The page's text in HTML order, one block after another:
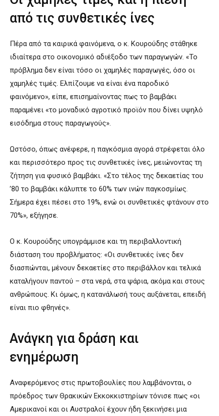
από τις συνθετικές ίνες
Πέρα από τα καιρικά φαινόμενα, ο κ. Κουρούδης στάθηκε
ιδιαίτερα στο οικονομικό αδιέξοδο των παραγωγών. «Το
πρόβλημα δεν είναι τόσο οι χαμηλές παραγωγές, όσο οι
χαμηλές τιμές. Ελπίζουμε να είναι ένα παροδικό
φαινόμενο», είπε, επισημαίνοντας πως το βαμβάκι
παραμένει «το μοναδικό αγροτικό προϊόν που δίνει υψηλό
εισόδημα στους παραγωγούς».
Ωστόσο, όπως ανέφερε, η παγκόσμια αγορά στρέφεται όλο
και περισσότερο προς τις συνθετικές ίνες, μειώνοντας τη
ζήτηση για φυσικό βαμβάκι. «Στο τέλος της δεκαετίας του
’80 το βαμβάκι κάλυπτε το 60% των ινών παγκοσμίως.
Σήμερα έχει πέσει στο 19%, ενώ οι συνθετικές φτάνουν στο
70%», εξήγησε.
Ο κ. Κουρούδης υπογράμμισε και τη περιβαλλοντική
διάσταση του προβλήματος: «Οι συνθετικές ίνες δεν
διασπώνται, μένουν δεκαετίες στο περιβάλλον και τελικά
καταλήγουν παντού – στα νερά, στα ψάρια, ακόμα και στους
ανθρώπους. Κι όμως, η κατανάλωσή τους αυξάνεται, επειδή
είναι πιο φθηνές».
Ανάγκη για δράση και
ενημέρωση
Αναφερόμενος στις πρωτοβουλίες που λαμβάνονται, ο
πρόεδρος των Θρακικών Εκκοκκιστηρίων τόνισε πως «οι
Αμερικανοί και οι Αυστραλοί έχουν ήδη ξεκινήσει μια